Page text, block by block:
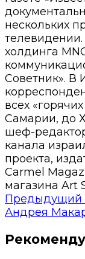
нескольких
холдинга
Советник». В
всех
Самарии, до
шеф-
канала
проекта,
Carmel
магазина Art
Предыдущий
Андрея